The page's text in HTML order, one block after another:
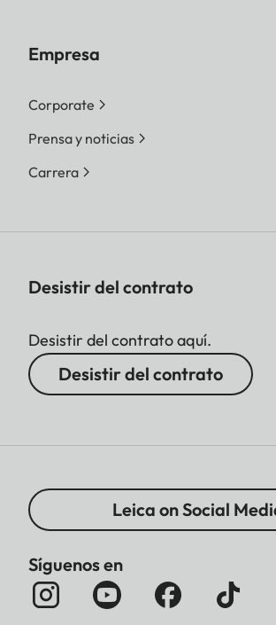
Empresa
Corporate
Prensa y noticias
Carrera
Desistir del contrato
Desistir del contrato aquí.
Desistir del contrato
Leica on Social
Síguenos en